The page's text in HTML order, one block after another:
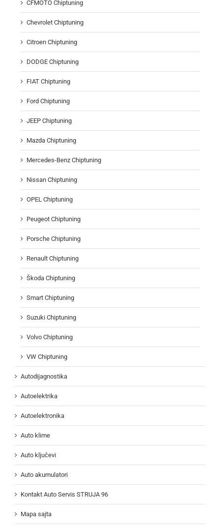
CFMOTO Chiptuning
Chevrolet Chiptuning
Citroen Chiptuning
DODGE Chiptuning
FIAT Chiptuning
Ford Chiptuning
JEEP Chiptuning
Mazda Chiptuning
Mercedes-Benz Chiptuning
Nissan Chiptuning
OPEL Chiptuning
Peugeot Chiptuning
Porsche Chiptuning
Renault Chiptuning
Škoda Chiptuning
Smart Chiptuning
Suzuki Chiptuning
Volvo Chiptuning
VW Chiptuning
Autodijagnostika
Autoelektrika
Autoelektronika
Auto klime
Auto ključevi
Auto akumulatori
Kontakt Auto Servis STRUJA 96
Mapa sajta